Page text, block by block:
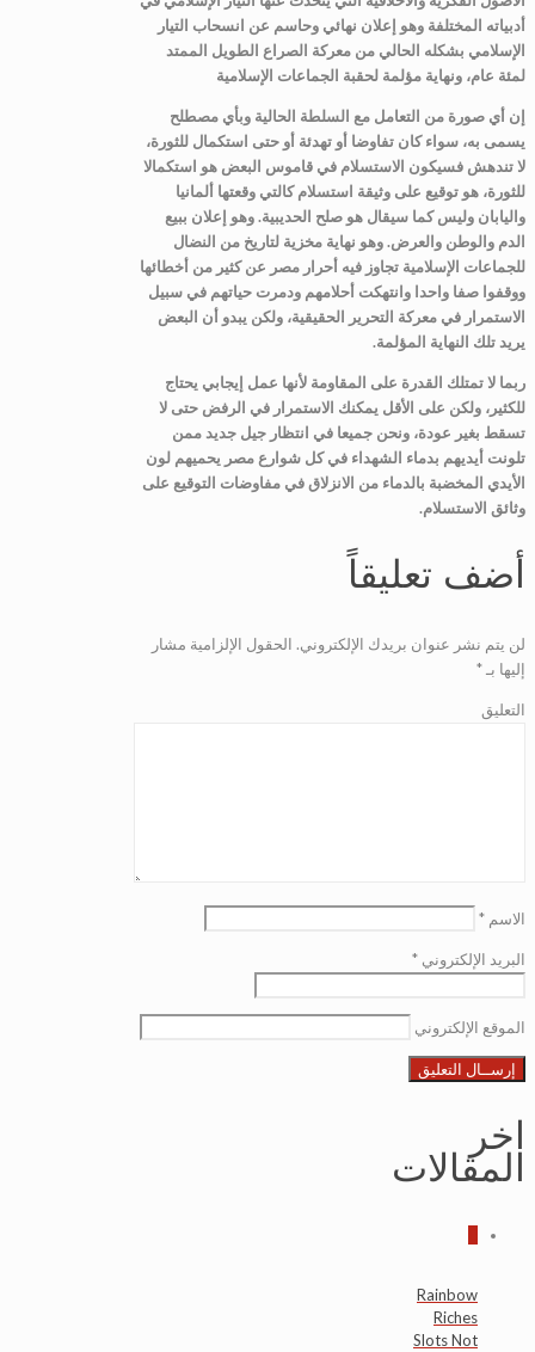
أدبياته المختلفة وهو إعلان نهائي وحاسم عن انسحاب التيار
الإسلامي بشكله الحالي من معركة الصراع الطويل الممتد
لمئة عام، ونهاية مؤلمة لحقبة الجماعات الإسلامية
إن أي صورة من التعامل مع السلطة الحالية وبأي مصطلح
يسمى به، سواء كان تفاوضا أو تهدئة أو حتى استكمال للثورة،
لا تندهش فسيكون الاستسلام في قاموس البعض هو استكمالا
للثورة، هو توقيع على وثيقة استسلام كالتي وقعتها ألمانيا
واليابان وليس كما سيقال هو صلح الحديبية. وهو إعلان ببيع
الدم والوطن والعرض. وهو نهاية مخزية لتاريخ من النضال
للجماعات الإسلامية تجاوز فيه أحرار مصر عن كثير من أخطائها
ووقفوا صفا واحدا وانتهكت أحلامهم ودمرت حياتهم في سبيل
الاستمرار في معركة التحرير الحقيقية، ولكن يبدو أن البعض
يريد تلك النهاية المؤلمة.
ربما لا تمتلك القدرة على المقاومة لأنها عمل إيجابي يحتاج
للكثير، ولكن على الأقل يمكنك الاستمرار في الرفض حتى لا
تسقط بغير عودة، ونحن جميعا في انتظار جيل جديد ممن
تلونت أيديهم بدماء الشهداء في كل شوارع مصر يحميهم لون
الأيدي المخضبة بالدماء من الانزلاق في مفاوضات التوقيع على
وثائق الاستسلام.
أضف تعليقاً
لن يتم نشر عنوان بريدك الإلكتروني. الحقول الإلزامية مشار
إليها بـ *
التعليق
الاسم *
البريد الإلكتروني *
الموقع الإلكتروني
اخر
المقالات
Rainbow
Riches
Slots Not